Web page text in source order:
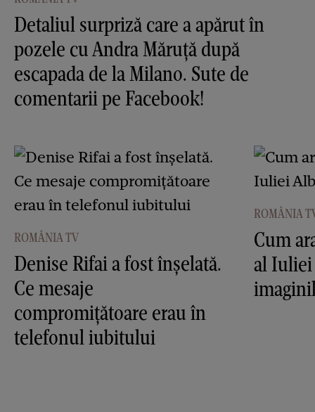
Detaliul surpriză care a apărut în
pozele cu Andra Măruţă după
escapada de la Milano. Sute de
comentarii pe Facebook!
ROMÂNIA TV
Denise Rifai a fost înşelată.
Ce mesaje
compromiţătoare erau în
telefonul iubitului
ROMÂNIA
Cum
al Iuliei